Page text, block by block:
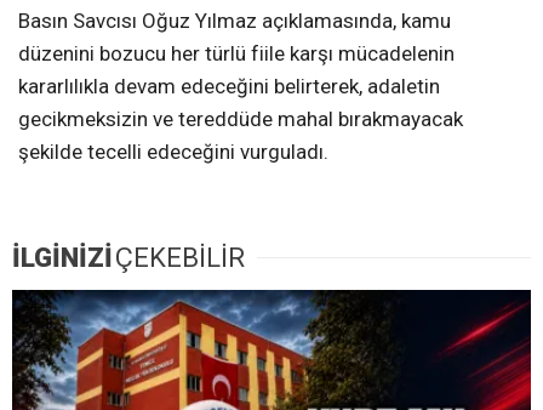
Basın Savcısı Oğuz Yılmaz açıklamasında, kamu
düzenini bozucu her türlü fiile karşı mücadelenin
kararlılıkla devam edeceğini belirterek, adaletin
gecikmeksizin ve tereddüde mahal bırakmayacak
şekilde tecelli edeceğini vurguladı.
İLGİNİZİÇEKEBİLİR